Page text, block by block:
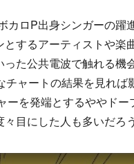
ロP出身シンガーの躍
するアーティストや楽
た公共電波で触れる機
ャートの結果を見れば
を発端とするややドー
目にした人も多いだろう